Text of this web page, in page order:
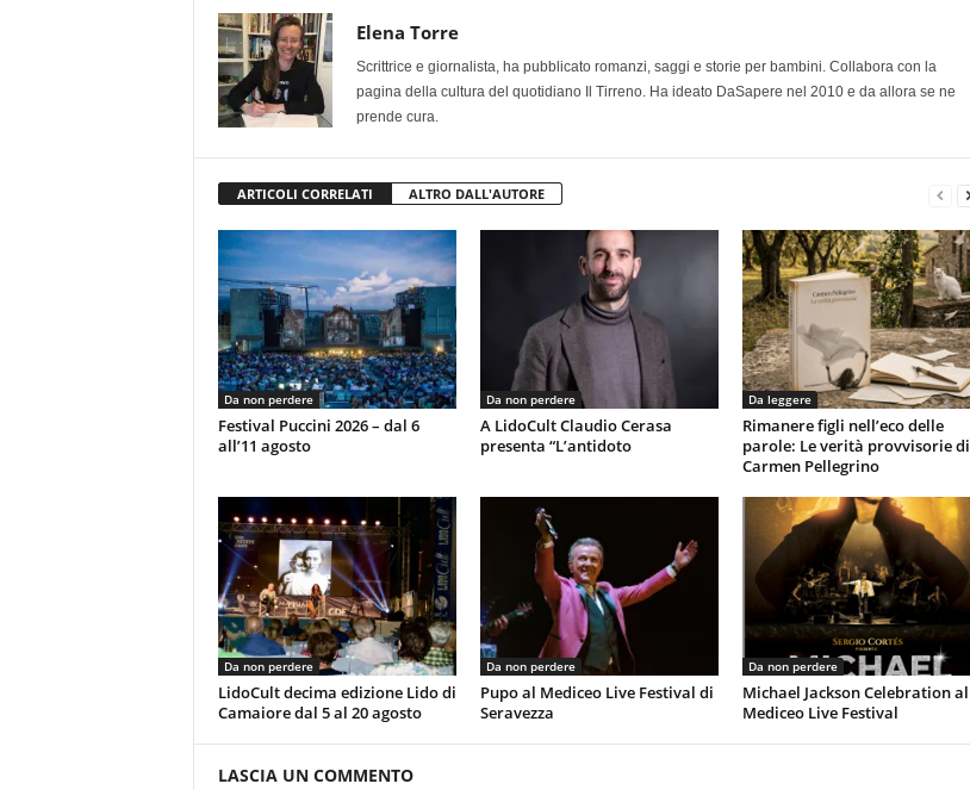
Elena Torre
Scrittrice e giornalista, ha pubblicato romanzi, saggi e storie per bambini. Collabora con la
pagina della cultura del quotidiano Il Tirreno. Ha ideato DaSapere nel 2010 e da allora se ne
prende cura.
ARTICOLI CORRELATI ALTRO DALL'AUTORE
Da non perdere
Festival Puccini 2026 – dal 6
all’11 agosto
Da non perdere
A LidoCult Claudio Cerasa
presenta “L’antidoto
Da leggere
Rimanere figli nell’eco delle
parole: Le verità provvisorie di
Carmen Pellegrino
Da non perdere
LidoCult decima edizione Lido di
Camaiore dal 5 al 20 agosto
Da non perdere
Pupo al Mediceo Live Festival di
Seravezza
Da non perdere
Michael Jackson Celebration al
Mediceo Live Festival
LASCIA UN COMMENTO